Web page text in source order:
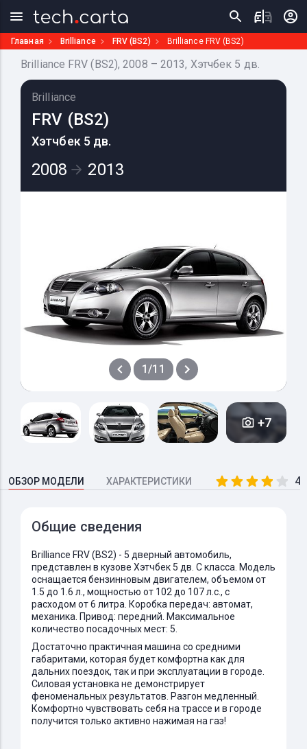
Главная Brilliance FRV (BS2) Brilliance FRV (BS2)
Brilliance FRV (BS2), 2008 – 2013, Хэтчбек 5 дв.
Brilliance
FRV (BS2)
Хэтчбек 5 дв.
2008 2013
1/11
+7
ОБЗОР МОДЕЛИ ХАРАКТЕРИСТИКИ
Общие сведения
Brilliance FRV (BS2) - 5 дверный автомобиль,
представлен в кузове Хэтчбек 5 дв. C класса. Модель
оснащается бензинновым двигателем, объемом от
1.5 до 1.6 л., мощностью от 102 до 107 л.с., с
расходом от 6 литра. Коробка передач: автомат,
механика. Привод: передний. Максимальное
количество посадочных мест: 5.
Достаточно практичная машина со средними
габаритами, которая будет комфортна как для
дальних поездок, так и при эксплуатации в городе.
Силовая установка не демонстрирует
феноменальных результатов. Разгон медленный.
Комфортно чувствовать себя на трассе и в городе
получится только активно нажимая на газ!